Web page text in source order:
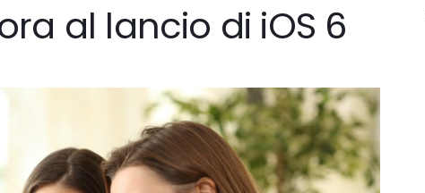
Collabo
ra con
Contat
al lancio di iOS 6